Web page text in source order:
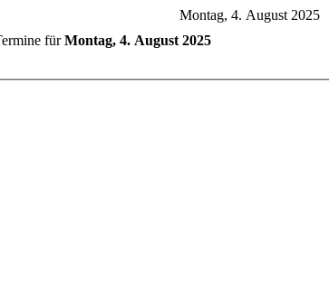
Montag, 4. August 2025
fürMontag, 4. August 2025